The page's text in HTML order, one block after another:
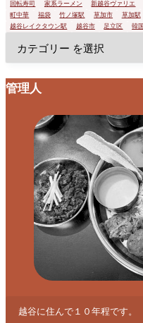
回転寿司
家系ラーメン 新越谷ヴァリエ
町中華
福袋 竹ノ塚駅 草加市 草加駅
越谷レイクタウン駅
越谷市 足立区 韓
管理人
越谷に住んで１０年程です。